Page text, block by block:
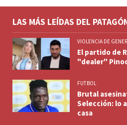
LAS MÁS LEÍDAS DEL
VIOLENCIA DE
El partido de
"dealer"
FUTBOL
Brutal
Selección: lo
casa